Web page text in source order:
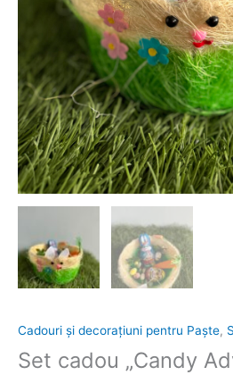
Cadouri și decorațiuni pentru Paște,
Set cadou „Candy